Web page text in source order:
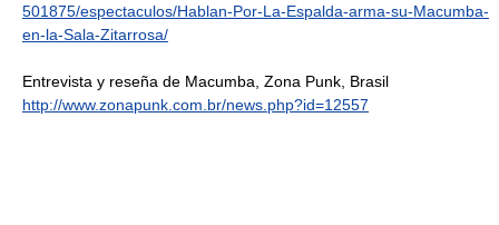
501875/espectaculos/Hablan-Por-La-Espalda-arma-su-Macumba-
en-la-Sala-Zitarrosa/
Entrevista y reseña de Macumba, Zona Punk, Brasil
http://www.zonapunk.com.br/news.php?id=12557